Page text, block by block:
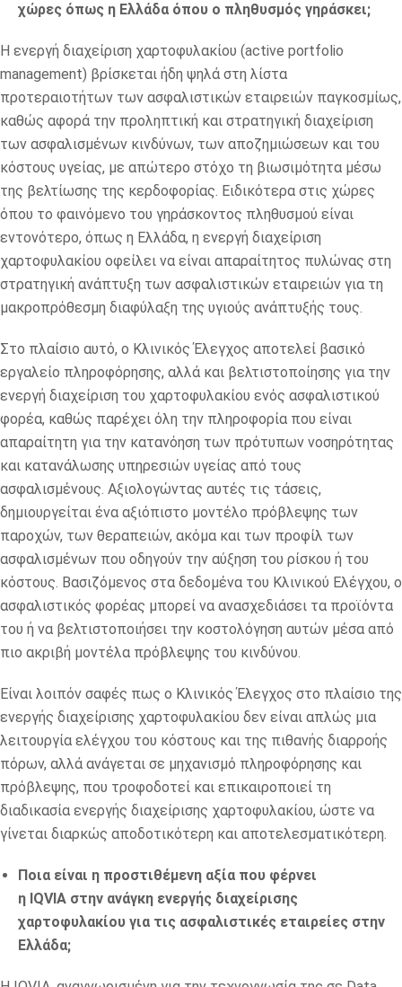
χώρες όπως η Ελλάδα όπου ο πληθυσμός γηράσκει;
Η ενεργή διαχείριση χαρτοφυλακίου (active portfolio
management) βρίσκεται ήδη ψηλά στη λίστα
προτεραιοτήτων των ασφαλιστικών εταιρειών παγκοσμίως,
καθώς αφορά την προληπτική και στρατηγική διαχείριση
των ασφαλισμένων κινδύνων, των αποζημιώσεων και του
κόστους υγείας, με απώτερο στόχο τη βιωσιμότητα μέσω
της βελτίωσης της κερδοφορίας. Ειδικότερα στις χώρες
όπου το φαινόμενο του γηράσκοντος πληθυσμού είναι
εντονότερο, όπως η Ελλάδα, η ενεργή διαχείριση
χαρτοφυλακίου οφείλει να είναι απαραίτητος πυλώνας στη
στρατηγική ανάπτυξη των ασφαλιστικών εταιρειών για τη
μακροπρόθεσμη διαφύλαξη της υγιούς ανάπτυξής τους.
Στο πλαίσιο αυτό, ο Κλινικός Έλεγχος αποτελεί βασικό
εργαλείο πληροφόρησης, αλλά και βελτιστοποίησης για την
ενεργή διαχείριση του χαρτοφυλακίου ενός ασφαλιστικού
φορέα, καθώς παρέχει όλη την πληροφορία που είναι
απαραίτητη για την κατανόηση των πρότυπων νοσηρότητας
και κατανάλωσης υπηρεσιών υγείας από τους
ασφαλισμένους. Αξιολογώντας αυτές τις τάσεις,
δημιουργείται ένα αξιόπιστο μοντέλο πρόβλεψης των
παροχών, των θεραπειών, ακόμα και των προφίλ των
ασφαλισμένων που οδηγούν την αύξηση του ρίσκου ή του
κόστους. Βασιζόμενος στα δεδομένα του Κλινικού Ελέγχου, ο
ασφαλιστικός φορέας μπορεί να ανασχεδιάσει τα προϊόντα
του ή να βελτιστοποιήσει την κοστολόγηση αυτών μέσα από
πιο ακριβή μοντέλα πρόβλεψης του κινδύνου.
Είναι λοιπόν σαφές πως ο Κλινικός Έλεγχος στο πλαίσιο της
ενεργής διαχείρισης χαρτοφυλακίου δεν είναι απλώς μια
λειτουργία ελέγχου του κόστους και της πιθανής διαρροής
πόρων, αλλά ανάγεται σε μηχανισμό πληροφόρησης και
πρόβλεψης, που τροφοδοτεί και επικαιροποιεί τη
διαδικασία ενεργής διαχείρισης χαρτοφυλακίου, ώστε να
γίνεται διαρκώς αποδοτικότερη και αποτελεσματικότερη.
Ποια είναι η προστιθέμενη αξία που φέρνει
η IQVIA στην ανάγκη ενεργής διαχείρισης
χαρτοφυλακίου για τις ασφαλιστικές εταιρείες στην
Ελλάδα;